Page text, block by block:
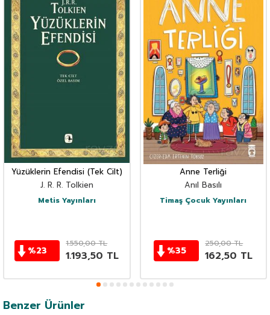
Yüzüklerin Efendisi (Tek Cilt)
J. R. R. Tolkien
Metis Yayınları
%23
1.550,00TL
1.193,50 TL
Anne Terliği
Anıl Basılı
Timaş Çocuk Yayınları
%35
250,00TL
162,50 TL
Benzer Ürünler